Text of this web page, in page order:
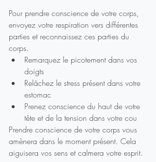
Pour prendre conscience de votre corps,
envoyez votre respiration vers différentes
parties et reconnaissez ces parties du
corps.
Remarquez le picotement dans vos
doigts
Relâchez le stress présent dans votre
estomac
Prenez conscience du haut de votre
tête et de la tension dans votre cou
Prendre conscience de votre corps vous
amènera dans le moment présent. Cela
aiguisera vos sens et calmera votre esprit.